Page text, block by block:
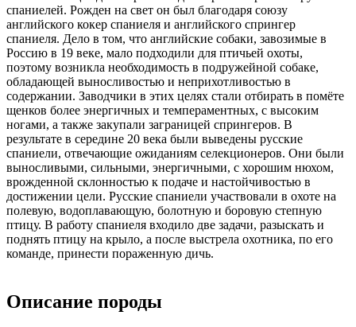
спаниелей. Рожден на свет он был благодаря союзу
английского кокер спаниеля и английского спрингер
спаниеля. Дело в том, что английские собаки, завозимые в
Россию в 19 веке, мало подходили для птичьей охоты,
поэтому возникла необходимость в подружейной собаке,
обладающей выносливостью и неприхотливостью в
содержании. Заводчики в этих целях стали отбирать в помёте
щенков более энергичных и темпераментных, с высоким
ногами, а также закупали заграницей спрингеров. В
результате в середине 20 века были выведены русские
спаниели, отвечающие ожиданиям селекционеров. Они были
выносливыми, сильными, энергичными, с хорошим нюхом,
врожденной склонностью к подаче и настойчивостью в
достижении цели. Русские спаниели участвовали в охоте на
полевую, водоплавающую, болотную и боровую степную
птицу. В работу спаниеля входило две задачи, разыскать и
поднять птицу на крыло, а после выстрела охотника, по его
команде, принести пораженную дичь.
Описание породы